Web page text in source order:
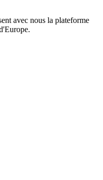
avec nous la plateforme